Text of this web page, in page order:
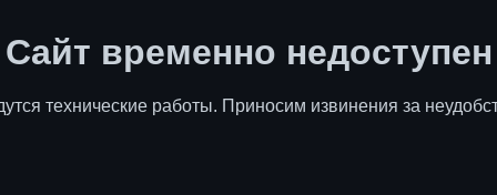
Сайт временно недоступен
технические работы. Приносим извинения за